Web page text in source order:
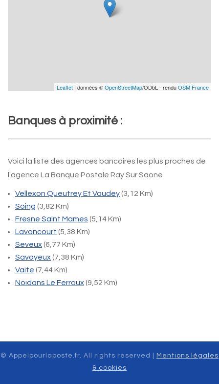
Leaflet | données ©OpenStreetMap/ODbL - renduOSM France
Banques à proximité :
Voici la liste des agences bancaires les plus proches de
l'agence La Banque Postale Ray Sur Saone
Vellexon Queutrey Et Vaudey(3,12 Km)
Soing (3,82 Km)
Fresne Saint Mames (5,14 Km)
Lavoncourt (5,38 Km)
Seveux(6,77 Km)
Savoyeux(7,38 Km)
Vaite (7,44 Km)
Noidans Le Ferroux(9,52 Km)
© Appelpourlaposte.fr. All rights reserved |
Mentions légales
& cookies